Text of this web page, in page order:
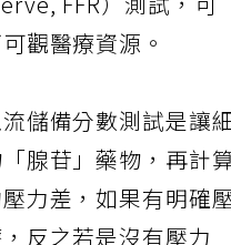
FFR）測試，可
觀醫療資源。
儲備分數測試是讓
腺苷」藥物，再計
力差，如果有明確